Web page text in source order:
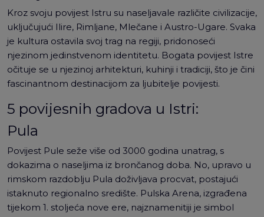
Kroz svoju povijest Istru su naseljavale različite civilizacije,
uključujući Ilire, Rimljane, Mlečane i Austro-Ugare. Svaka
je kultura ostavila svoj trag na regiji, pridonoseći
njezinom jedinstvenom identitetu. Bogata povijest Istre
očituje se u njezinoj arhitekturi, kuhinji i tradiciji, što je čini
fascinantnom destinacijom za ljubitelje povijesti.
5 povijesnih gradova u Istri:
Pula
Povijest Pule seže više od 3000 godina unatrag, s
dokazima o naseljima iz brončanog doba. No, upravo u
rimskom razdoblju Pula doživljava procvat, postajući
istaknuto regionalno središte. Pulska Arena, izgrađena
tijekom 1. stoljeća nove ere, najznamenitiji je simbol